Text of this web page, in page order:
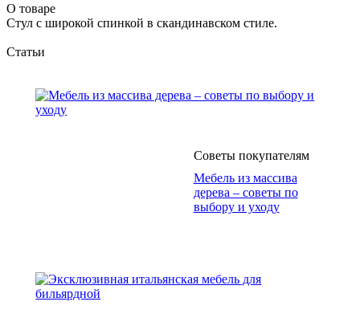
О товаре
Стул с широкой спинкой в скандинавском стиле.
Статьи
Советы покупателям
Мебель из массива
дерева – советы по
выбору и уходу